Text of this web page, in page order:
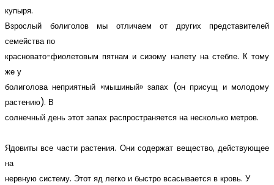
купыря.
Взрослый болиголов мы отличаем от других представителей
семейства по
красновато-фиолетовым пятнам и сизому налету на стебле. К тому
же у
болиголова неприятный «мышиный» запах (он присущ и молодому
растению). В
солнечный день этот запах распространяется на несколько метров.
Ядовиты все части растения. Они содержат вещество, действующее
на
нервную систему. Этот яд легко и быстро всасывается в кровь. У